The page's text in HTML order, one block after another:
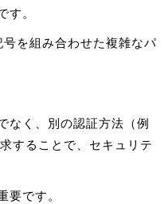
す。
を組み合わせた複雑なパ
なく、別の認証方法（例
することで、セキュリテ
要です。